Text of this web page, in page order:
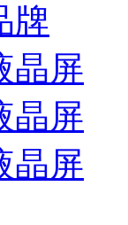
牌
晶屏
晶屏
晶屏